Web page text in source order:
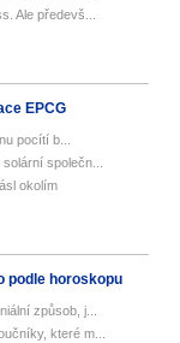
Ale předevš...
EPCG
pocítí b...
společn...
okolím
podle horoskopu
způsob, j...
které m...